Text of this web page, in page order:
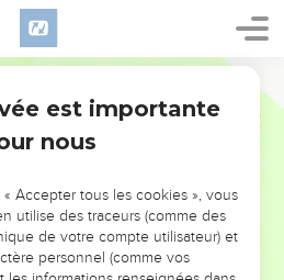
L’ÉVÉNEMENT
!
POUVAIENT VOUS ÉVITER LES
VOTRES ?
est importante
nous
Accepter tous les cookies », vous
utilise des traceurs (comme des
de votre compte utilisateur) et
personnel (comme vos